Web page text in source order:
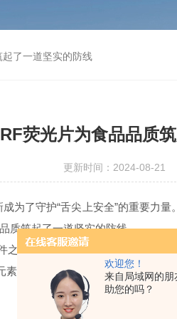
欢迎您！
来自局域网的
助您的吗？
了一道坚实的防线
荧光片为食品品质
更新时间：2024-08-
守护“舌尖上安全”的重要力量
质筑起了一道坚实的防线。
，凭借其高效、准确、非破坏
的种类和含量，特别是重金属、